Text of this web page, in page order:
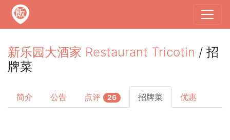
新乐园大酒家 Restaurant Tricotin / 招
牌菜
简介 公告 点评 26 招牌菜 优惠